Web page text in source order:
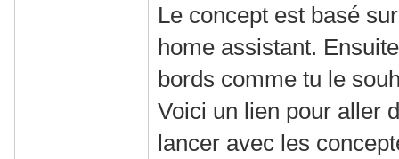
Le concept est basé
home assistant.
bords comme tu le
Voici un lien pour aller
lancer avec les